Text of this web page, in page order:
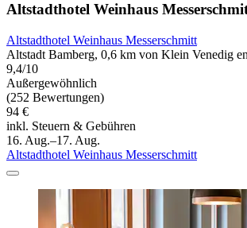
Altstadthotel Weinhaus
Altstadthotel Weinhaus Messerschmitt
Altstadt Bamberg, 0,6 km von Klein Venedig
9,4/10
Außergewöhnlich
(252 Bewertungen)
94 €
inkl. Steuern & Gebühren
16. Aug.–17. Aug.
Altstadthotel Weinhaus Messerschmitt